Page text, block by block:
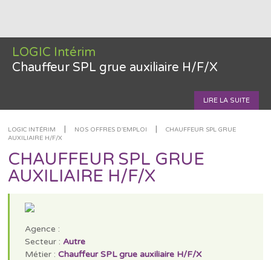
LOGIC Intérim
Chauffeur SPL grue auxiliaire H/F/X
LIRE LA SUITE
LOGIC INTÉRIM | NOS OFFRES D'EMPLOI |
CHAUFFEUR SPL GRUE
AUXILIAIRE H/F/X
CHAUFFEUR SPL GRUE
AUXILIAIRE H/F/X
Agence :
Secteur :Autre
Métier :Chauffeur SPL grue auxiliaire H/F/X